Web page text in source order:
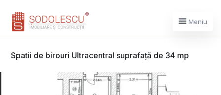
Meniu
Spatii de birouri Ultracentral suprafață de 34 mp